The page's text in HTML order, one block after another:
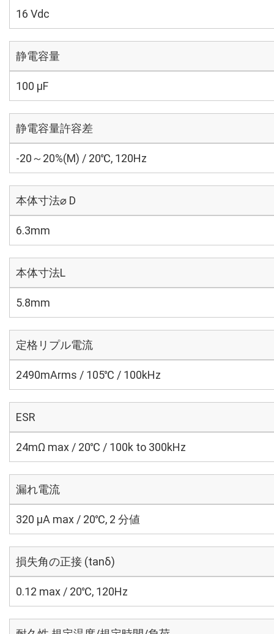
16 Vdc
静電容量
100 µF
静電容量許容差
-20～20%(M) / 20℃, 120Hz
本体寸法⌀ D
6.3mm
本体寸法L
5.8mm
定格リプル電流
2490mArms / 105℃ / 100kHz
ESR
24mΩ max / 20℃ / 100k to 300kHz
漏れ電流
320 μA max / 20℃, 2 分値
損失角の正接 (tanδ)
0.12 max / 20℃, 120Hz